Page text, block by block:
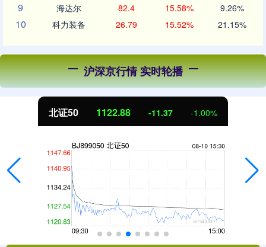
9 海达尔 82.4 15.58% 9.26%
10 科力装备 26.79 15.52% 21.15%
沪深京行情 实时轮播
北证50 1122.88 -11.37 -1.00%